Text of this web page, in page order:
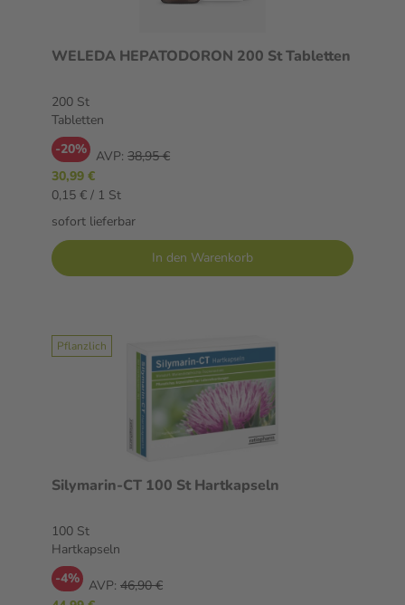
WELEDA HEPATODORON 200 St Tabletten
200 St
Tabletten
-20% AVP: 38,95 €
30,99 €
0,15 € / 1 St
sofort lieferbar
In den Warenkorb
Pflanzlich
Silymarin-CT 100 St Hartkapseln
100 St
Hartkapseln
-4% AVP: 46,90 €